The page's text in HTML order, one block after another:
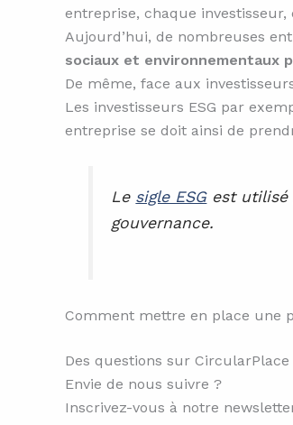
entreprise, chaque
Aujourd’hui, de nombreuses
sociaux et environnementaux
De même, face aux
Les investisseurs ESG par
entreprise se doit ainsi de
Le sigle ESGest utilisé
gouvernance.
Comment mettre en place une
Des questions sur CircularPlace
Envie de nous suivre ?
Inscrivez-vous à notre